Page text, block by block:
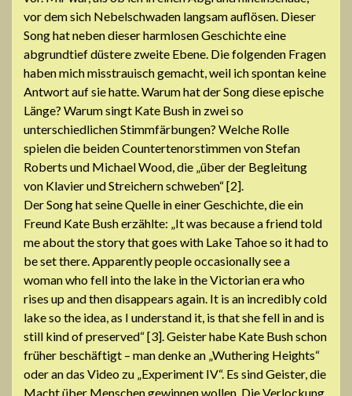
vor dem sich Nebelschwaden langsam auflösen. Dieser
Song hat neben dieser harmlosen Geschichte eine
abgrundtief düstere zweite Ebene. Die folgenden Fragen
haben mich misstrauisch gemacht, weil ich spontan keine
Antwort auf sie hatte. Warum hat der Song diese epische
Länge? Warum singt Kate Bush in zwei so
unterschiedlichen Stimmfärbungen? Welche Rolle
spielen die beiden Countertenorstimmen von Stefan
Roberts und Michael Wood, die „über der Begleitung
von Klavier und Streichern schweben“ [2].
Der Song hat seine Quelle in einer Geschichte, die ein
Freund Kate Bush erzählte: „It was because a friend told
me about the story that goes with Lake Tahoe so it had to
be set there. Apparently people occasionally see a
woman who fell into the lake in the Victorian era who
rises up and then disappears again. It is an incredibly cold
lake so the idea, as I understand it, is that she fell in and is
still kind of preserved“ [3]. Geister habe Kate Bush schon
früher beschäftigt – man denke an „Wuthering Heights“
oder an das Video zu „Experiment IV“. Es sind Geister, die
Macht über Menschen gewinnen wollen. Die Verlockung